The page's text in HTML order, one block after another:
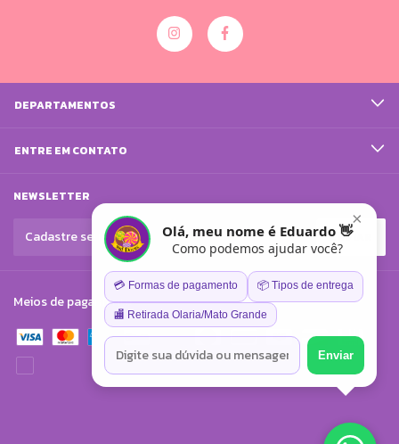
DEPARTAMENTOS
ENTRE EM CONTATO
NEWSLETTER
Meios de pagamento
×
Olá, meu nome é Eduardo 👋
Como podemos ajudar você?
💳 Formas de pagamento 📦 Tipos de entrega
🏬 Retirada Olaria/Mato Grande
Enviar